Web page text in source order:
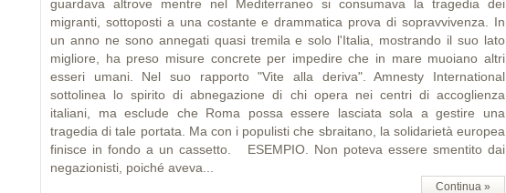
guardava altrove mentre nel Mediterraneo si consumava la tragedia dei
migranti, sottoposti a una costante e drammatica prova di sopravvivenza. In
un anno ne sono annegati quasi tremila e solo l'Italia, mostrando il suo lato
migliore, ha preso misure concrete per impedire che in mare muoiano altri
esseri umani. Nel suo rapporto "Vite alla deriva". Amnesty International
sottolinea lo spirito di abnegazione di chi opera nei centri di accoglienza
italiani, ma esclude che Roma possa essere lasciata sola a gestire una
tragedia di tale portata. Ma con i populisti che sbraitano, la solidarietà europea
finisce in fondo a un cassetto. ESEMPIO. Non poteva essere smentito dai
negazionisti, poiché aveva...
Continua »